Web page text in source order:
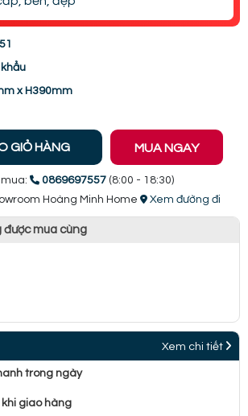
x H390mm
GIỎ HÀNG MUA NGAY
0869697557 (8:00 - 18:30)
Hoàng Minh Home
Xem đường đi
được mua cùng
Xem chi tiết
trong ngày
giao hàng